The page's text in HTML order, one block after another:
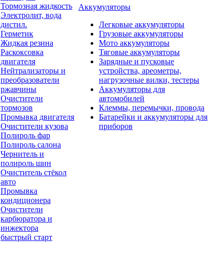
Тормозная жидкость
Электролит, вода
дистил.
Герметик
Жидкая резина
Раскоксовка
двигателя
Нейтрализаторы и
преобразователи
ржавчины
Очистители
тормозов
Промывка двигателя
Очистители кузова
Полироль фар
Полироль салона
Чернитель и
полироль шин
Очиститель стёкол
авто
Промывка
кондиционера
Очистители
карбюратора и
инжектора
быстрый старт
Аккумуляторы
Легковые аккумуляторы
Грузовые аккумуляторы
Мото аккумуляторы
Тяговые аккумуляторы
Зарядные и пусковые
устройства, ареометры,
нагрузочные вилки, тестеры
Аккумуляторы для
автомобилей
Клеммы, перемычки, провода
Батарейки и аккумуляторы для
приборов